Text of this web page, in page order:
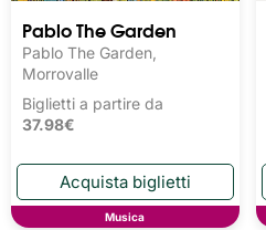
Pablo The Garden
Pablo The Garden,
Morrovalle
Biglietti a partire da
37.98€
Musica